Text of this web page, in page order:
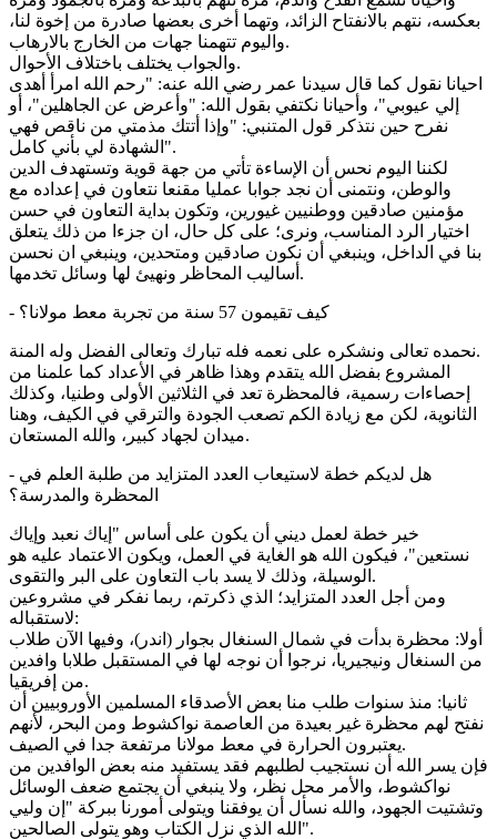
بعكسه، نتهم بالانفتاح الزائد، وتهما أخرى بعضها صادرة من إخوة لنا،
واليوم تتهمنا جهات من الخارج بالارهاب.
والجواب يختلف باختلاف الأحوال.
احيانا نقول كما قال سيدنا عمر رضي الله عنه: "رحم الله امرأ أهدى
إلي عيوبي"، وأحيانا نكتفي بقول الله: "وأعرض عن الجاهلين"، أو
نفرح حين نتذكر قول المتنبي: "وإذا أتتك مذمتي من ناقص فهي
الشهادة لي بأني كامل".
لكننا اليوم نحس أن الإساءة تأتي من جهة قوية وتستهدف الدين
والوطن، ونتمنى أن نجد جوابا عمليا مقنعا نتعاون في إعداده مع
مؤمنين صادقين ووطنيين غيورين، وتكون بداية التعاون في حسن
اختيار الرد المناسب، ونرى؛ على كل حال، ان جزءا من ذلك يتعلق
بنا في الداخل، وينبغي أن نكون صادقين ومتحدين، وينبغي ان نحسن
أساليب المحاظر ونهيئ لها وسائل تخدمها.
- كيف تقيمون 57 سنة من تجربة معط مولانا؟
نحمده تعالى ونشكره على نعمه فله تبارك وتعالى الفضل وله المنة.
المشروع بفضل الله يتقدم وهذا ظاهر في الأعداد كما علمنا من
إحصاءات رسمية، فالمحظرة تعد في الثلاثين الأولى وطنيا، وكذلك
الثانوية، لكن مع زيادة الكم تصعب الجودة والترقي في الكيف، وهنا
ميدان لجهاد كبير، والله المستعان.
- هل لديكم خطة لاستيعاب العدد المتزايد من طلبة العلم في
المحظرة والمدرسة؟
خير خطة لعمل ديني أن يكون على أساس "إياك نعبد وإياك
نستعين"، فيكون الله هو الغاية في العمل، ويكون الاعتماد عليه هو
الوسيلة، وذلك لا يسد باب التعاون على البر والتقوى.
ومن أجل العدد المتزايد؛ الذي ذكرتم، ربما نفكر في مشروعين
لاستقباله:
أولا: محظرة بدأت في شمال السنغال بجوار (اندر)، وفيها الآن طلاب
من السنغال ونيجيريا، نرجوا أن نوجه لها في المستقبل طلابا وافدين
من إفريقيا.
ثانيا: منذ سنوات طلب منا بعض الأصدقاء المسلمين الأوروبيين أن
نفتح لهم محظرة غير بعيدة من العاصمة نواكشوط ومن البحر، لأنهم
يعتبرون الحرارة في معط مولانا مرتفعة جدا في الصيف.
فإن يسر الله أن نستجيب لطلبهم فقد يستفيد منه بعض الوافدين من
نواكشوط، والأمر محل نظر، ولا ينبغي أن يجتمع ضعف الوسائل
وتشتيت الجهود، والله نسأل أن يوفقنا ويتولى أمورنا ببركة "إن وليي
الله الذي نزل الكتاب وهو يتولى الصالحين".